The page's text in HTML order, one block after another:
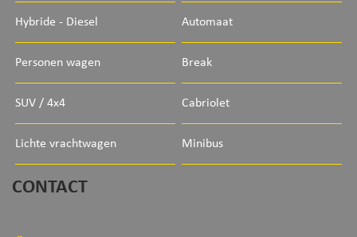
Hybride - Diesel Automaat
Personen wagen Break
SUV / 4x4 Cabriolet
Lichte vrachtwagen Minibus
CONTACT